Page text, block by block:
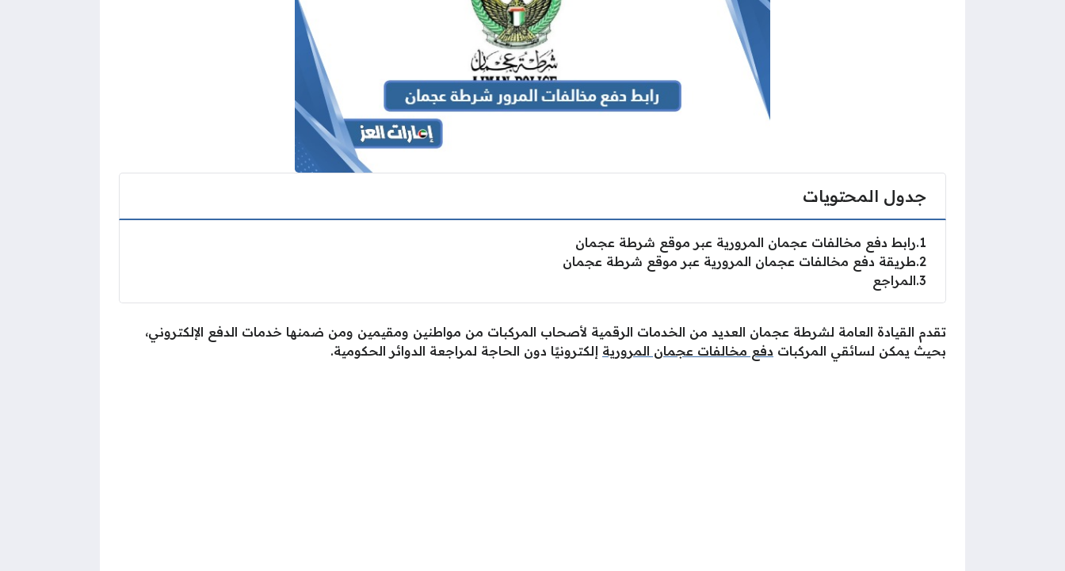
جدول المحتويات
1 رابط دفع مخالفات عجمان المرورية عبر موقع شرطة عجمان
2 طريقة دفع مخالفات عجمان المرورية عبر موقع شرطة عجمان
3 المراجع
تقدم القيادة العامة لشرطة عجمان العديد من الخدمات الرقمية لأصحاب المركبات من مواطنين ومقيمين ومن ضمنها خدمات الدفع الإلكتروني،
بحيث يمكن لسائقي المركبات دفع مخالفات عجمان المرورية إلكترونيًا دون الحاجة لمراجعة الدوائر الحكومية.